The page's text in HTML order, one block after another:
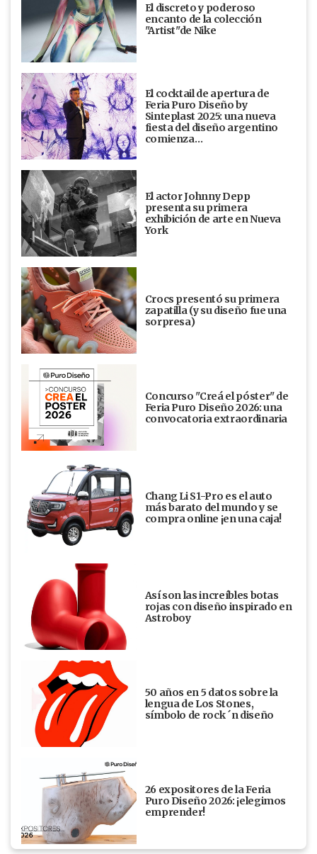
El discreto y poderoso
encanto de la colección
"Artist"de Nike
El cocktail de apertura de
Feria Puro Diseño by
Sinteplast 2025: una nueva
fiesta del diseño argentino
comienza…
El actor Johnny Depp
presenta su primera
exhibición de arte en Nueva
York
Crocs presentó su primera
zapatilla (y su diseño fue una
sorpresa)
Concurso "Creá el póster" de
Feria Puro Diseño 2026: una
convocatoria extraordinaria
Chang Li S1-Pro es el auto
más barato del mundo y se
compra online ¡en una caja!
Así son las increíbles botas
rojas con diseño inspirado en
Astroboy
50 años en 5 datos sobre la
lengua de Los Stones,
símbolo de rock ´n diseño
26 expositores de la Feria
Puro Diseño 2026: ¡elegimos
emprender!